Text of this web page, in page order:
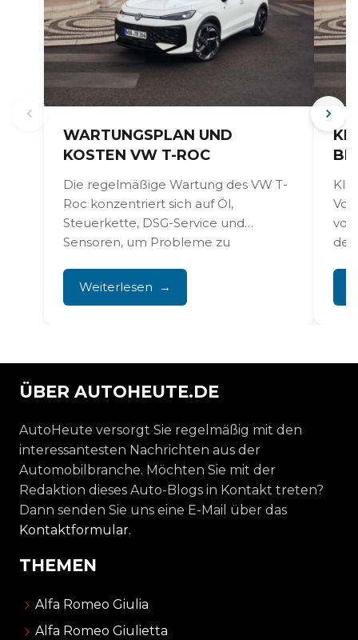
WARTUNGSPLAN UND
KOSTEN VW T-ROC
Die regelmäßige Wartung des VW T-
Roc konzentriert sich auf Öl,
Steuerkette, DSG-Service und
Sensoren, um Probleme zu
Weiterlesen
vor
Die
ÜBER AUTOHEUTE.DE
AutoHeute versorgt Sie regelmäßig mit den
interessantesten Nachrichten aus der
Automobilbranche. Möchten Sie mit der
Redaktion dieses Auto-Blogs in Kontakt treten?
Dann senden Sie uns eine E-Mail über das
Kontaktformular.
THEMEN
Alfa Romeo Giulia
Alfa Romeo Giulietta